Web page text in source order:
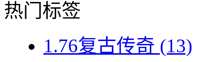
热门标签
1.76复古传奇 (13)